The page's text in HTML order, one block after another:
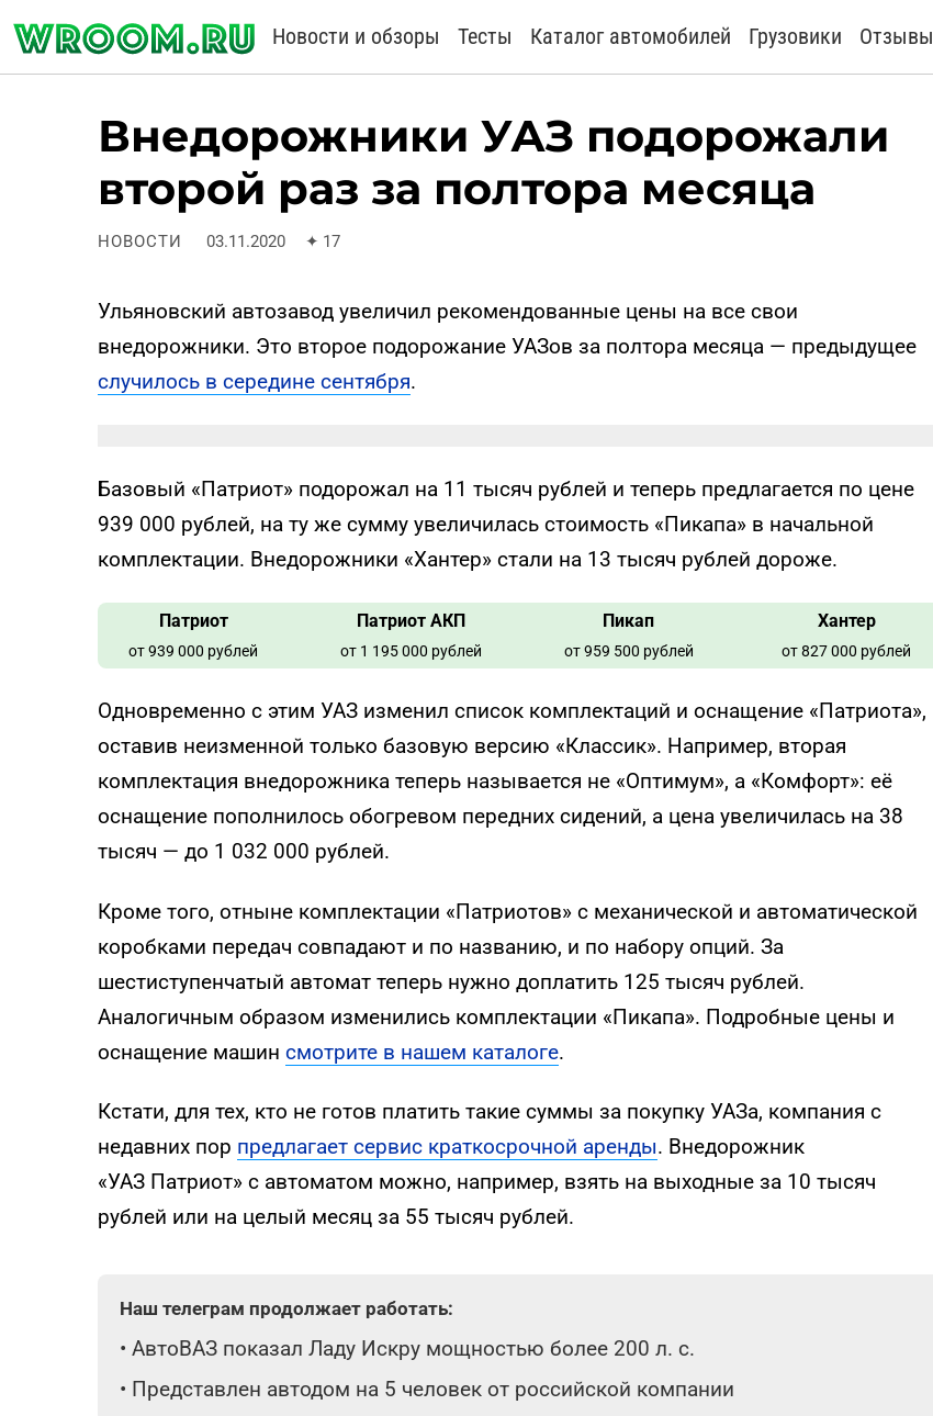
Новости и обзоры Тесты Каталог автомобилей Грузовики Отзывы
Внедорожники УАЗ подорожали
второй раз за полтора месяца
НОВОСТИ 03.11.2020 ✦ 17
Ульяновский автозавод увеличил рекомендованные цены на все свои
внедорожники. Это второе подорожание УАЗов за полтора месяца — предыдущее
случилось в середине сентября.
Базовый «Патриот» подорожал на 11 тысяч рублей и теперь предлагается по цене
939 000 рублей, на ту же сумму увеличилась стоимость «Пикапа» в начальной
комплектации. Внедорожники «Хантер» стали на 13 тысяч рублей дороже.
Патриот
от 939 000 рублей
Патриот АКП
от 1 195 000 рублей
Пикап
от 959 500 рублей
Хантер
от 827 000 рублей
Одновременно с этим УАЗ изменил список комплектаций и оснащение «Патриота»,
оставив неизменной только базовую версию «Классик». Например, вторая
комплектация внедорожника теперь называется не «Оптимум», а «Комфорт»: её
оснащение пополнилось обогревом передних сидений, а цена увеличилась на 38
тысяч — до 1 032 000 рублей.
Кроме того, отныне комплектации «Патриотов» с механической и автоматической
коробками передач совпадают и по названию, и по набору опций. За
шестиступенчатый автомат теперь нужно доплатить 125 тысяч рублей.
Аналогичным образом изменились комплектации «Пикапа». Подробные цены и
оснащение машин смотрите в нашем каталоге.
Кстати, для тех, кто не готов платить такие суммы за покупку УАЗа, компания с
недавних пор предлагает сервис краткосрочной аренды. Внедорожник
«УАЗ Патриот» с автоматом можно, например, взять на выходные за 10 тысяч
рублей или на целый месяц за 55 тысяч рублей.
Наш телеграм продолжает работать:
• АвтоВАЗ показал Ладу Искру мощностью более 200 л. с.
• Представлен автодом на 5 человек от российской компании